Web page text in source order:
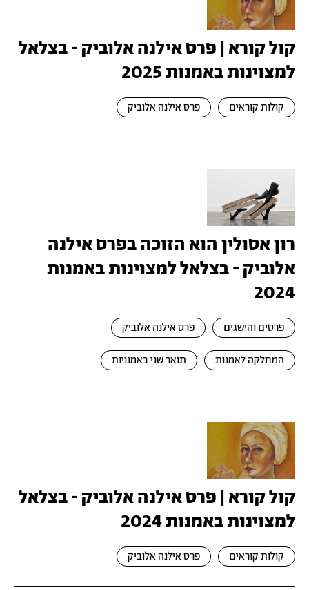
קול קורא | פרס אילנה אלוביק - בצלאל
למצוינות באמנות 2025
קולות קוראים פרס אילנה אלוביק
רון אסולין הוא הזוכה בפרס אילנה
אלוביק - בצלאל למצוינות באמנות
2024
פרסים והישגים פרס אילנה אלוביק
המחלקה לאמנות תואר שני באמנויות
קול קורא | פרס אילנה אלוביק - בצלאל
למצוינות באמנות 2024
קולות קוראים פרס אילנה אלוביק